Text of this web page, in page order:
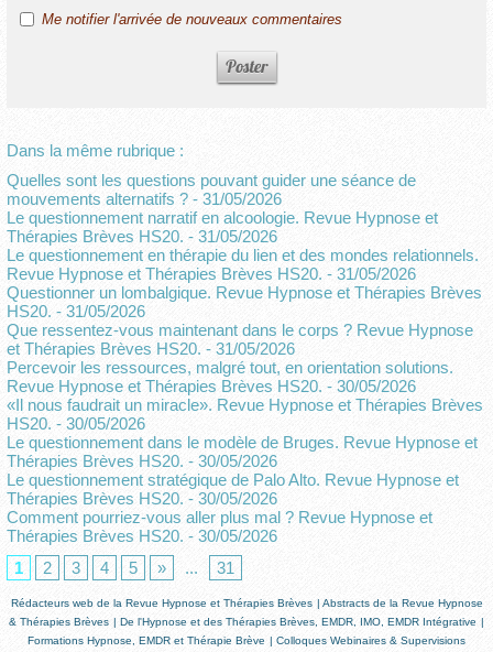
Me notifier l'arrivée de nouveaux commentaires
Dans la même rubrique :
Quelles sont les questions pouvant guider une séance de
mouvements alternatifs ? - 31/05/2026
Le questionnement narratif en alcoologie. Revue Hypnose et
Thérapies Brèves HS20. - 31/05/2026
Le questionnement en thérapie du lien et des mondes relationnels.
Revue Hypnose et Thérapies Brèves HS20. - 31/05/2026
Questionner un lombalgique. Revue Hypnose et Thérapies Brèves
HS20. - 31/05/2026
Que ressentez-vous maintenant dans le corps ? Revue Hypnose
et Thérapies Brèves HS20. - 31/05/2026
Percevoir les ressources, malgré tout, en orientation solutions.
Revue Hypnose et Thérapies Brèves HS20. - 30/05/2026
«Il nous faudrait un miracle». Revue Hypnose et Thérapies Brèves
HS20. - 30/05/2026
Le questionnement dans le modèle de Bruges. Revue Hypnose et
Thérapies Brèves HS20. - 30/05/2026
Le questionnement stratégique de Palo Alto. Revue Hypnose et
Thérapies Brèves HS20. - 30/05/2026
Comment pourriez-vous aller plus mal ? Revue Hypnose et
Thérapies Brèves HS20. - 30/05/2026
1
2 3 4 5 » ... 31
Rédacteurs web de la Revue Hypnose et Thérapies Brèves | Abstracts de la Revue Hypnose
& Thérapies Brèves | De l'Hypnose et des Thérapies Brèves, EMDR, IMO, EMDR Intégrative |
Formations Hypnose, EMDR et Thérapie Brève | Colloques Webinaires & Supervisions